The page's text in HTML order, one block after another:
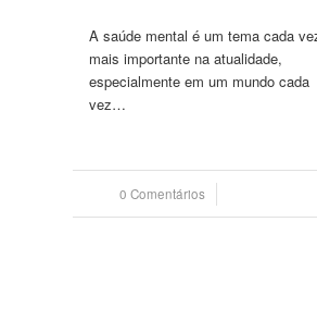
A saúde mental é um tema cada
mais importante na atualidade,
especialmente em um mundo cada
vez…
0 Comentários
/